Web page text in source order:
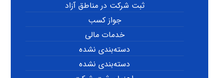
ثبت شرکت در مناطق آزاد
جواز کسب
خدمات مالی
دسته‌بندی نشده
دسته‌بندی نشده